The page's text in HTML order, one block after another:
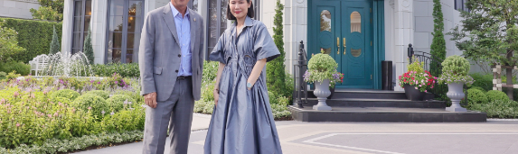
ค้นหา
SHARE TWEET LINE EMAIL